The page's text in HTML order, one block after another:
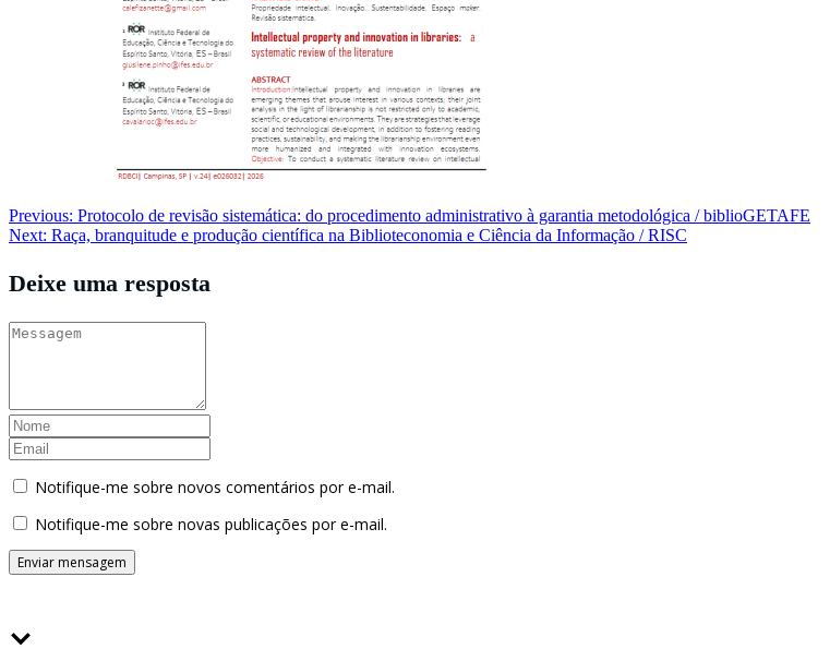
Navegação
de
Post
Previous: Protocolo de revisão sistemática: do procedimento administrativo à garantia metodológica / biblioGETAFE
Next: Raça, branquitude e produção científica na Biblioteconomia e Ciência da Informação / RISC
Deixe uma resposta
Notifique-me sobre novos comentários por e-mail.
Notifique-me sobre novas publicações por e-mail.